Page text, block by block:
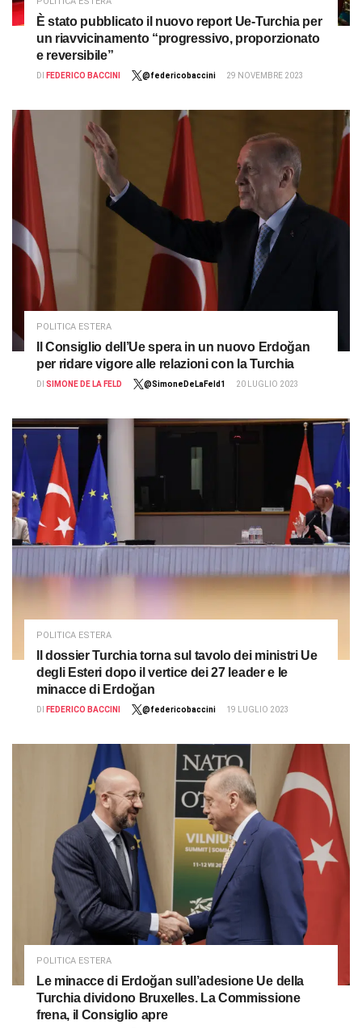
È stato pubblicato il nuovo report Ue-Turchia per
un riavvicinamento “progressivo, proporzionato
e reversibile”
DI FEDERICO BACCINI @federicobaccini 29 NOVEMBRE 2023
POLITICA ESTERA
Il Consiglio dell’Ue spera in un nuovo Erdoğan
per ridare vigore alle relazioni con la Turchia
DI SIMONE DE LA FELD @SimoneDeLaFeld1 20 LUGLIO 2023
POLITICA ESTERA
Il dossier Turchia torna sul tavolo dei ministri Ue
degli Esteri dopo il vertice dei 27 leader e le
minacce di Erdoğan
DI FEDERICO BACCINI @federicobaccini 19 LUGLIO 2023
POLITICA ESTERA
Le minacce di Erdoğan sull’adesione Ue della
Turchia dividono Bruxelles. La Commissione
frena, il Consiglio apre